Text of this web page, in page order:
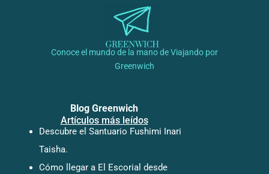
Conoce el mundo de la mano de Viajando por
Greenwich
Blog Greenwich
Artículos más leídos
Descubre el Santuario Fushimi Inari
Taisha.
Cómo llegar a El Escorial desde